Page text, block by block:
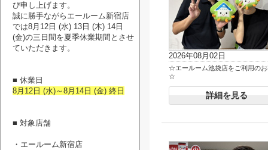
2026年08月02日
☆エールーム池袋店をご利用の
☆
詳細を見る
び申し上げます。
誠に勝手ながらエールーム新宿店
では8月12日 (水) 13日 (木) 14日
(金)の三日間を夏季休業期間とさせ
ていただきます。
■ 休業日
8月12日 (水)～8月14日 (金) 終日
■ 対象店舗
・エールーム新宿店